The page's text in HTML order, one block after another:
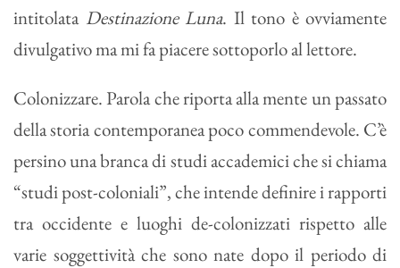
intitolata Destinazione Luna. Il tono è ovviamente
divulgativo ma mi fa piacere sottoporlo al lettore.
Colonizzare. Parola che riporta alla mente un passato
della storia contemporanea poco commendevole. C’è
persino una branca di studi accademici che si chiama
“studi post-coloniali”, che intende definire i rapporti
tra occidente e luoghi de-colonizzati rispetto alle
varie soggettività che sono nate dopo il periodo di